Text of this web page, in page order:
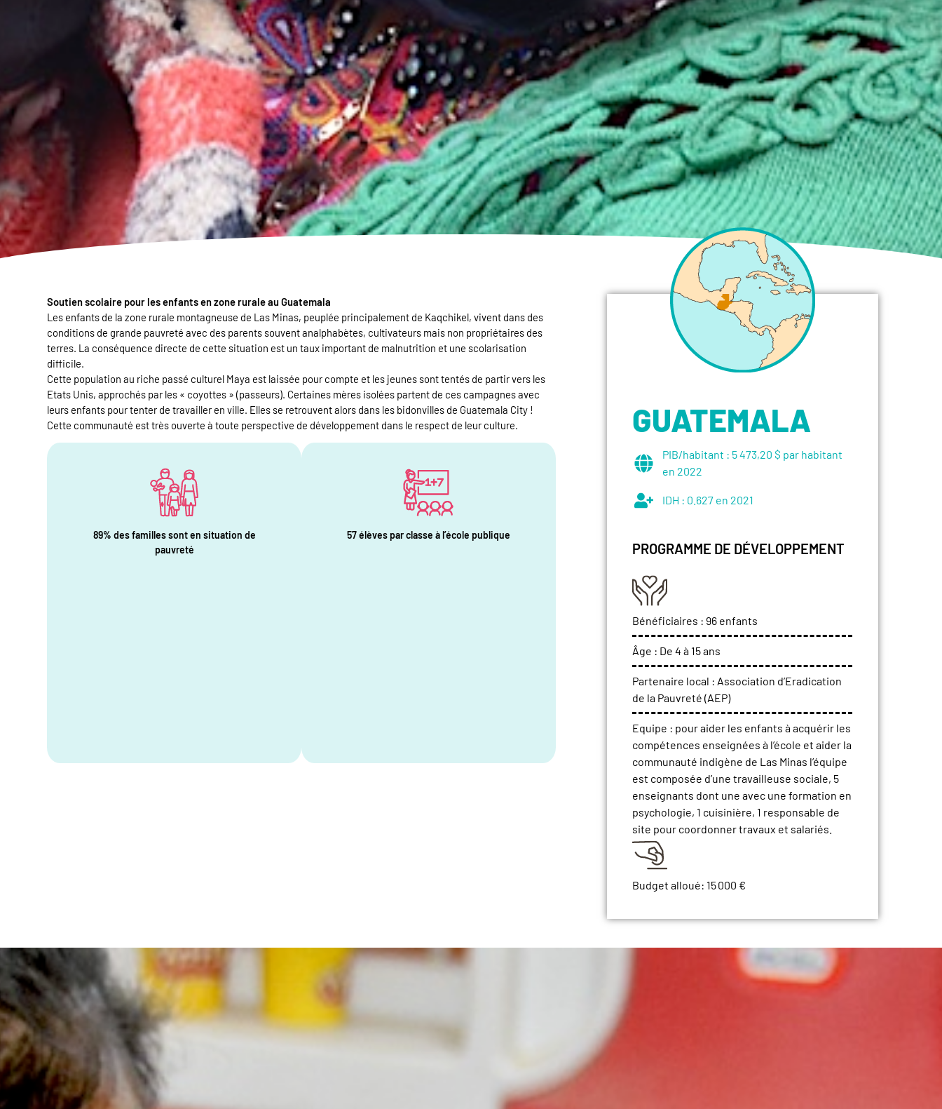
Soutien scolaire pour les enfants en zone rurale au Guatemala
Les enfants de la zone rurale montagneuse de Las Minas, peuplée principalement de Kaqchikel, vivent dans des
conditions de grande pauvreté avec des parents souvent analphabètes, cultivateurs mais non propriétaires des
terres. La conséquence directe de cette situation est un taux important de malnutrition et une scolarisation
difficile.
Cette population au riche passé culturel Maya est laissée pour compte et les jeunes sont tentés de partir vers les
Etats Unis, approchés par les « coyottes » (passeurs). Certaines mères isolées partent de ces campagnes avec
leurs enfants pour tenter de travailler en ville. Elles se retrouvent alors dans les bidonvilles de Guatemala City !
Cette communauté est très ouverte à toute perspective de développement dans le respect de leur culture.
89% des familles sont en situation de
pauvreté
57 élèves par classe à l’école publique
GUATEMALA
PIB/habitant : 5 473,20 $ par habitant
en 2022
IDH : 0.627 en 2021
PROGRAMME DE DÉVELOPPEMENT
Bénéficiaires : 96 enfants
Âge : De 4 à 15 ans
Partenaire local : Association d’Eradication
de la Pauvreté (AEP)
Equipe : pour aider les enfants à acquérir les
compétences enseignées à l’école et aider la
communauté indigène de Las Minas l’équipe
est composée d’une travailleuse sociale, 5
enseignants dont une avec une formation en
psychologie, 1 cuisinière, 1 responsable de
site pour coordonner travaux et salariés.
Budget alloué: 15 000 €